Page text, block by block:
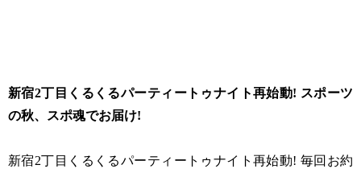
新宿2丁目くるくるパーティートゥナイト再始動! スポーツ
の秋、スポ魂でお届け!
新宿2丁目くるくるパーティートゥナイト再始動! 毎回お約